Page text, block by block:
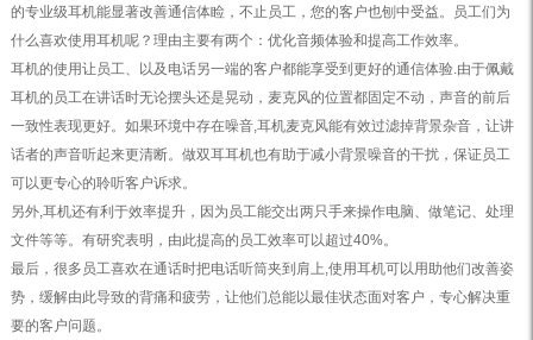
的专业级耳机能显著改善通信体睑，不止员工，您的客户也刨中受益。员工们为
什么喜欢使用耳机呢？理由主要有两个：优化音频体验和提高工作效率。
耳机的使用让员工、以及电话另一端的客户都能享受到更好的通信体验.由于佩戴
耳机的员工在讲话时无论摆头还是晃动，麦克风的位置都固定不动，声音的前后
一致性表现更好。如果环境中存在噪音,耳机麦克风能有效过滤掉背景杂音，让讲
话者的声音听起来更清断。做双耳耳机也有助于减小背景噪音的干扰，保证员工
可以更专心的聆听客户诉求。
另外,耳机还有利于效率提升，因为员工能交出两只手来操作电脑、做笔记、处理
文件等等。有研究表明，由此提高的员工效率可以超过40%。
最后，很多员工喜欢在通话时把电话听筒夹到肩上,使用耳机可以用助他们改善姿
势，缓解由此导致的背痛和疲劳，让他们总能以最佳状态面对客户，专心解决重
要的客户问题。